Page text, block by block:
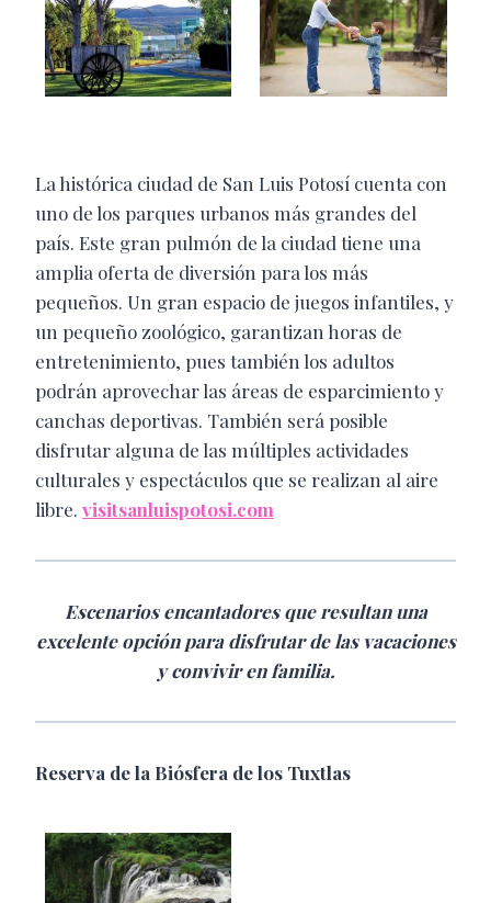
La histórica ciudad de San Luis Potosí cuenta con
uno de los parques urbanos más grandes del
país. Este gran pulmón de la ciudad tiene una
amplia oferta de diversión para los más
pequeños. Un gran espacio de juegos infantiles, y
un pequeño zoológico, garantizan horas de
entretenimiento, pues también los adultos
podrán aprovechar las áreas de esparcimiento y
canchas deportivas. También será posible
disfrutar alguna de las múltiples actividades
culturales y espectáculos que se realizan al aire
libre. visitsanluispotosi.com
Escenarios encantadores que resultan una
excelente opción para disfrutar de las vacaciones
y convivir en familia.
Reserva de la Biósfera de los Tuxtlas